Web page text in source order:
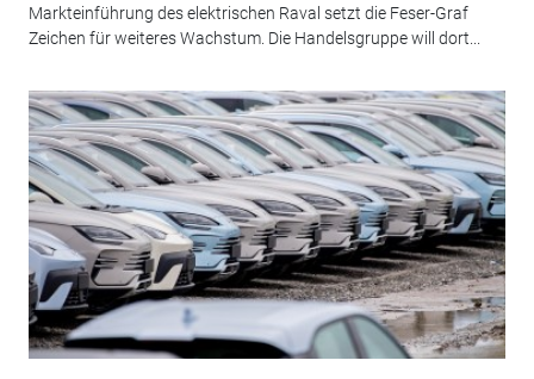
Markteinführung des elektrischen Raval setzt die Feser-Graf
Zeichen für weiteres Wachstum. Die Handelsgruppe will dort...